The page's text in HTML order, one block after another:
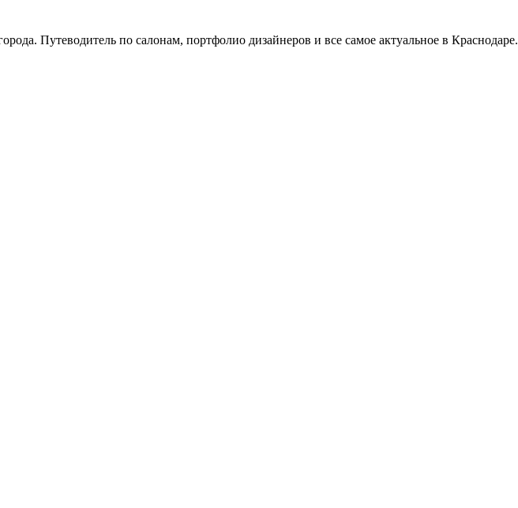
Путеводитель по салонам, портфолио дизайнеров и все самое актуальное в Краснодаре.